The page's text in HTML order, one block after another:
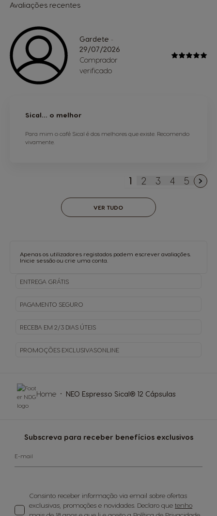
Avaliações recentes
Gardete -
29/07/2026
Comprador
verificado
Sical... o melhor
Para mim o café Sical é dos melhores que existe. Recomendo
vivamente.
Está de momento
1 Página
2 Página
3 Página
4 Página
5
VER TUDO
Apenas os utilizadores registados podem escrever avaliações.
Inicie sessão ou crie uma conta
ENTREGA GRÁTIS
PAGAMENTO SEGURO
RECEBA EM 2/3 DIAS ÚTEIS
PROMOÇÕES EXCLUSIVASONLINE
Subscreva para receber benefícios exclusivos
E-mail
Consinto receber informação via email sobre ofertas
exclusivas, promoções e novidades. Declaro que tenho
Home NEO Espresso Sical® 12 Cápsulas